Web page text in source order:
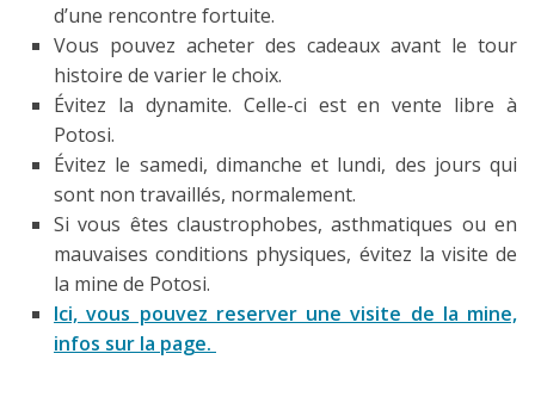
d’une rencontre fortuite.
Vous pouvez acheter des cadeaux avant le tour
histoire de varier le choix.
Évitez la dynamite. Celle-ci est en vente libre à
Potosi.
Évitez le samedi, dimanche et lundi, des jours qui
sont non travaillés, normalement.
Si vous êtes claustrophobes, asthmatiques ou en
mauvaises conditions physiques, évitez la visite de
la mine de Potosi.
Ici, vous pouvez reserver une visite de la mine,
infos sur la page.